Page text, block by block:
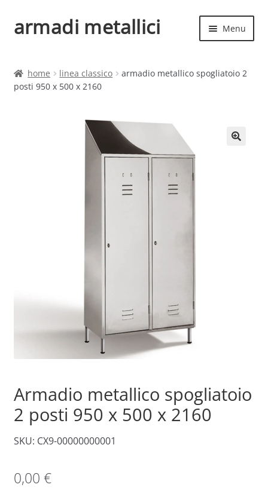
Vai
alla
Vai
al
armadi metallici Menu
il
Shop
child
home linea classico
armadio metallico spogliatoio 2
posti 950 x 500 x 2160
Armadio metallico spogliatoio
2 posti 950 x 500 x 2160
SKU: CX9-00000000001
0,00 €